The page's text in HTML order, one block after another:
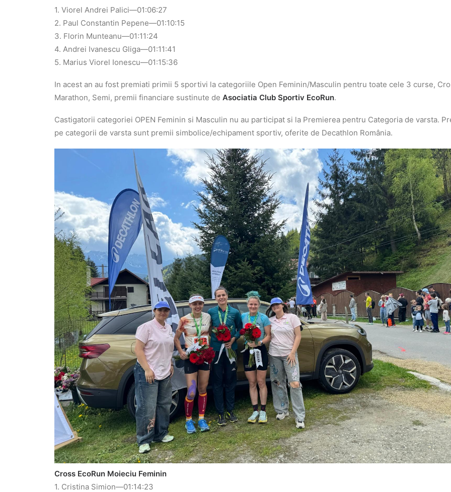
1. Viorel Andrei Palici—01:06:27
2. Paul Constantin Pepene—01:10:15
3. Florin Munteanu—01:11:24
4. Andrei Ivanescu Gliga—01:11:41
5. Marius Viorel Ionescu—01:15:36
In acest an au fost premiati primii 5 sportivi la categoriile Open Feminin/Masculin pentru toate cele 3 curse,
Marathon, Semi, premii financiare sustinute de Asociatia Club Sportiv EcoRun.
Castigatorii categoriei OPEN Feminin si Masculin nu au participat si la Premierea pentru Categoria de varsta.
pe categorii de varsta sunt premii simbolice/echipament sportiv, oferite de Decathlon România.
Cross EcoRun Moieciu Feminin
1. Cristina Simion—01:14:23